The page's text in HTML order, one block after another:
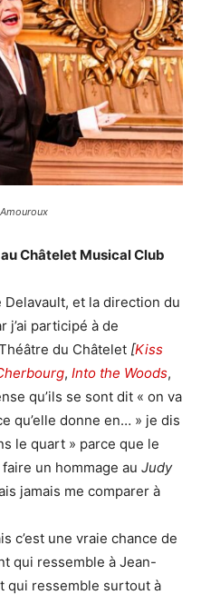
Châtelet Musical Club
et la direction du
j’ai participé à de
du Châtelet [Kiss
, Into the Woods,
qu’ils se sont dit « on va
qu’elle donne en… » je dis
le quart » parce que le
un hommage au Judy
jamais me comparer à
c’est une vraie chance de
qui ressemble à Jean-
qui ressemble surtout à